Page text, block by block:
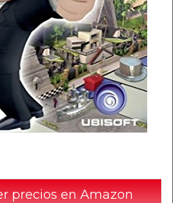
precios en Amazon